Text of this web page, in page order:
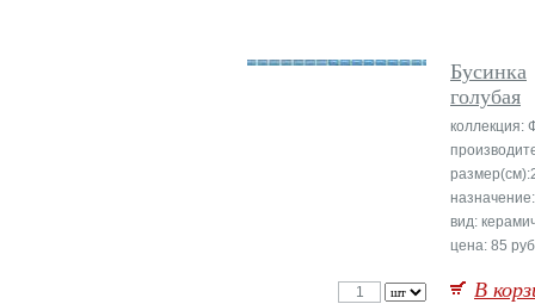
Бусинка
голубая
коллекция:
вид:
цена: 85
В